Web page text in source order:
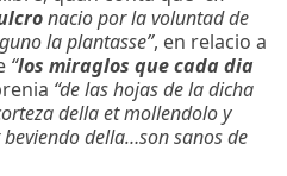
nacio por la voluntad de
la plantasse”, en relacio a
“los miraglos que cada dia
“de las hojas de la dicha
della et mollendolo y
della…son sanos de